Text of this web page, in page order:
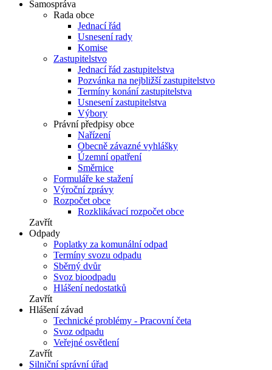
Samospráva
Rada obce
Jednací řád
Usnesení rady
Komise
Zastupitelstvo
Jednací řád zastupitelstva
Pozvánka na nejbližší zastupitelstvo
Termíny konání zastupitelstva
Usnesení zastupitelstva
Výbory
Právní předpisy obce
Nařízení
Obecně závazné vyhlášky
Územní opatření
Směrnice
Formuláře ke stažení
Výroční zprávy
Rozpočet obce
Rozklikávací rozpočet obce
Zavřít
Odpady
Poplatky za komunální odpad
Termíny svozu odpadu
Sběrný dvůr
Svoz bioodpadu
Hlášení nedostatků
Zavřít
Hlášení závad
Technické problémy - Pracovní četa
Svoz odpadu
Veřejné osvětlení
Zavřít
Silniční správní úřad